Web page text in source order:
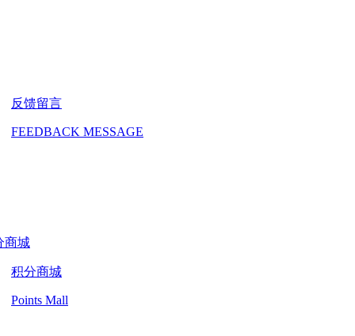
反馈留言
FEEDBACK MESSAGE
商城
积分商城
Points Mall